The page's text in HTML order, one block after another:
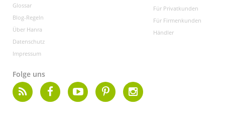
Glossar
Blog-Regeln
Über Hanra
Datenschutz
Impressum
Für Privatkunden
Für Firmenkunden
Händler
Folge uns